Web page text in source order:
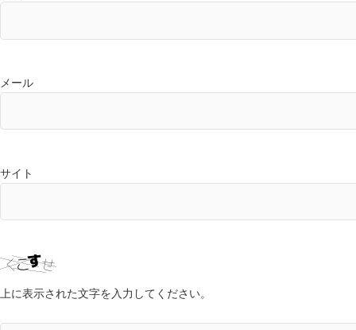
メール
サイト
上に表示された文字を入力してください。